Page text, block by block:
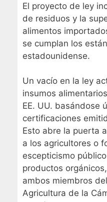
El proyecto de ley
de residuos y la
alimentos
se cumplan los
estadounidense.
Un vacío en la ley
insumos
EE. UU. basándose
certificaciones
Esto abre la puerta
a los agricultores o
escepticismo
productos
ambos miembros
Agricultura de la